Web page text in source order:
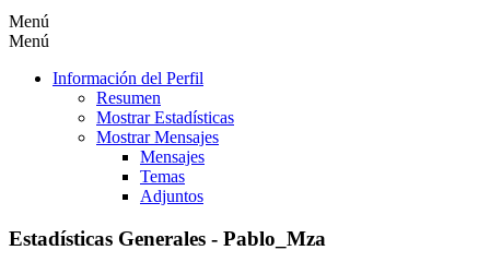
Menú
Menú
Información del Perfil
Resumen
Mostrar Estadísticas
Mostrar Mensajes
Mensajes
Temas
Adjuntos
Estadísticas Generales - Pablo_Mza